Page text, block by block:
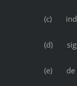
(c)
(d) sigui
(e) de